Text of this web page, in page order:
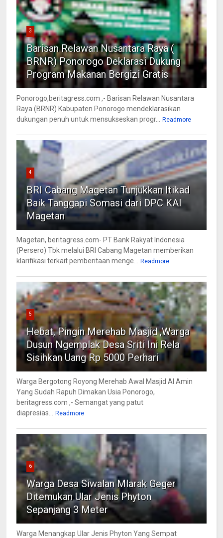
3
Barisan Relawan Nusantara Raya (
BRNR) Ponorogo Deklarasi Dukung
Program Makanan Bergizi Gratis
Ponorogo,beritagress.com ,- Barisan Relawan Nusantara
Raya (BRNR) Kabupaten Ponorogo mendeklarasikan
dukungan penuh untuk mensukseskan progr...
Readmore
4
BRI Cabang Magetan Tunjukkan Itikad
Baik Tanggapi Somasi dari DPC KAI
Magetan
Magetan, beritagress.com- PT Bank Rakyat Indonesia
(Persero) Tbk melalui BRI Cabang Magetan memberikan
klarifikasi terkait pemberitaan menge...
Readmore
5
Hebat, Pingin Merehab Masjid ,Warga
Dusun Ngemplak Desa Sriti Ini Rela
Sisihkan Uang Rp 5000 Perhari
Warga Bergotong Royong Merehab Awal Masjid Al Amin
Yang Sudah Rapuh Dimakan Usia Ponorogo,
beritagress.com ,- Semangat yang patut
diapresias...
Readmore
6
Warga Desa Siwalan Mlarak Geger
Ditemukan Ular Jenis Phyton
Sepanjang 3 Meter
Warga Menangkap Ular Jenis Phyton Yang Sempat